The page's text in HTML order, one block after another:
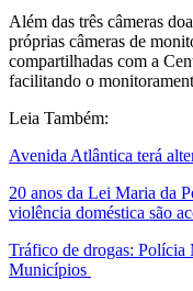
Além das três câmeras
próprias câmeras de
compartilhadas com a
facilitando o
Leia Também:
Avenida Atlântica terá
20 anos da Lei Maria da
violência doméstica são
Tráfico de drogas:
Municípios